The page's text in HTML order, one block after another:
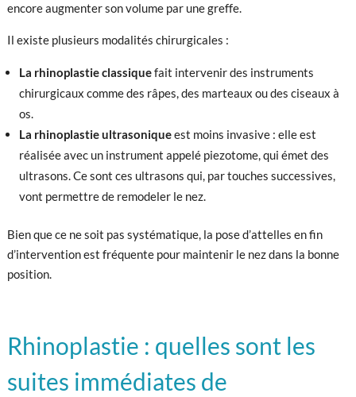
encore augmenter son volume par une greffe.
Il existe plusieurs modalités chirurgicales :
La rhinoplastie classiquefait intervenir des instruments
chirurgicaux comme des râpes, des marteaux ou des ciseaux à
os.
La rhinoplastie ultrasoniqueest moins invasive : elle est
réalisée avec un instrument appelé piezotome, qui émet des
ultrasons. Ce sont ces ultrasons qui, par touches successives,
vont permettre de remodeler le nez.
Bien que ce ne soit pas systématique, la pose d’attelles en fin
d’intervention est fréquente pour maintenir le nez dans la bonne
position.
Rhinoplastie : quelles sont les
suites immédiates de